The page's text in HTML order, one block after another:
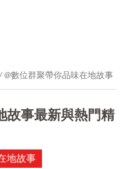
@數位群聚帶你品味在地故事
故事最新與熱門精
地故事